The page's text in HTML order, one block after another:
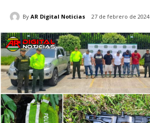
By AR Digital Noticias 27 de febrero de 2024